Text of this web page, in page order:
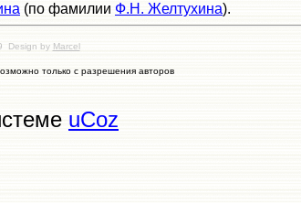
(по фамилии Ф.Н. Желтухина).
Design by Marcel
только с разрешения авторов
uCoz